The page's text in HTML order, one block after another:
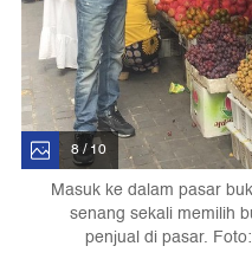
8 / 10
Masuk ke dalam pasar
senang sekali memilih
penjual di pasar.